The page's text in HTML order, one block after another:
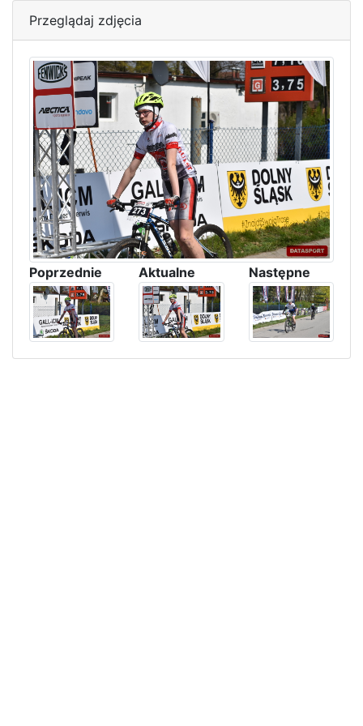
Przeglądaj zdjęcia
Poprzednie Aktualne Następne